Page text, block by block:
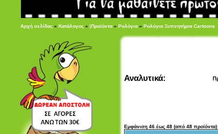
Αρχή σελίδας » Κατάλογος » |Προϊόντα » Ρολόγια » Ρολόγια Ξυπνητήρια Cartoons
Αναλυτικά:
Εμφάνιση 46 έως 48 (από 48 προϊόντα)